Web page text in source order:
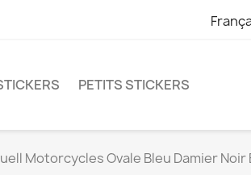
PETITS STICKERS
Motorcycles Ovale Bleu Damier